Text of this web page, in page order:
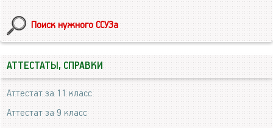
Поиск нужного ССУЗа
АТТЕСТАТЫ, СПРАВКИ
Аттестат за 11 класс
Аттестат за 9 класс